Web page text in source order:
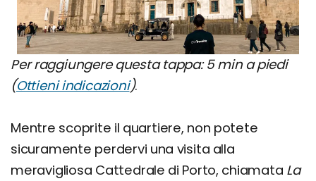
Per raggiungere questa tappa: 5 min a piedi
(Ottieni indicazioni).
Mentre scoprite il quartiere, non potete
sicuramente perdervi una visita alla
meravigliosa Cattedrale di Porto, chiamata La